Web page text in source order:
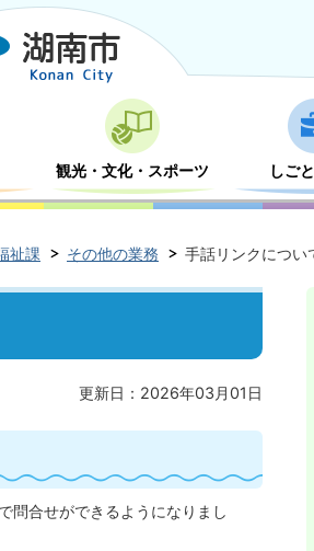
観光・文化・スポーツ しご
祉課 その他の業務 手話リンクについ
更新日：2026年03月01日
問合せができるようになりまし